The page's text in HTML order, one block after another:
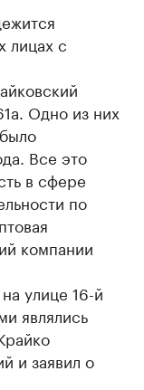
лицах с
Одно из них
Все это
в сфере
по
компании
улице 16-й
являлись
и заявил о